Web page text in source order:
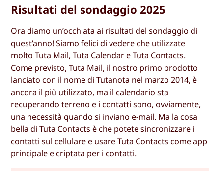
Risultati del sondaggio 2025
Ora diamo un’occhiata ai risultati del sondaggio di
quest’anno! Siamo felici di vedere che utilizzate
molto Tuta Mail, Tuta Calendar e Tuta Contacts.
Come previsto, Tuta Mail, il nostro primo prodotto
lanciato con il nome di Tutanota nel marzo 2014, è
ancora il più utilizzato, ma il calendario sta
recuperando terreno e i contatti sono, ovviamente,
una necessità quando si inviano e-mail. Ma la cosa
bella di Tuta Contacts è che potete sincronizzare i
contatti sul cellulare e usare Tuta Contacts come app
principale e criptata per i contatti.